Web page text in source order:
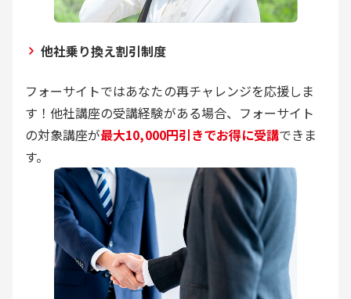
他社乗り換え割引制度
フォーサイトではあなたの再チャレンジを応援しま
す！他社講座の受講経験がある場合、フォーサイト
の対象講座が最大10,000円引きでお得に受講できま
す。